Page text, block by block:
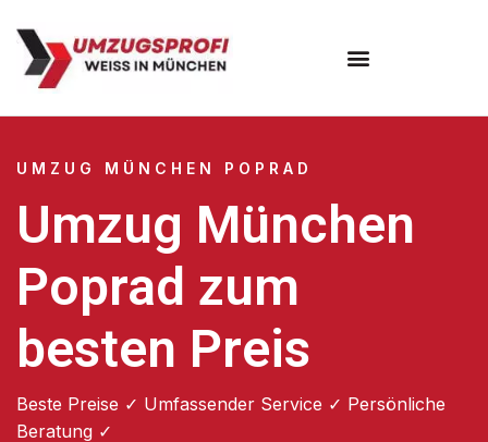
UMZUG MÜNCHEN POPRAD
Umzug München
Poprad zum
besten Preis
Beste Preise ✓ Umfassender Service ✓ Persönliche
Beratung ✓